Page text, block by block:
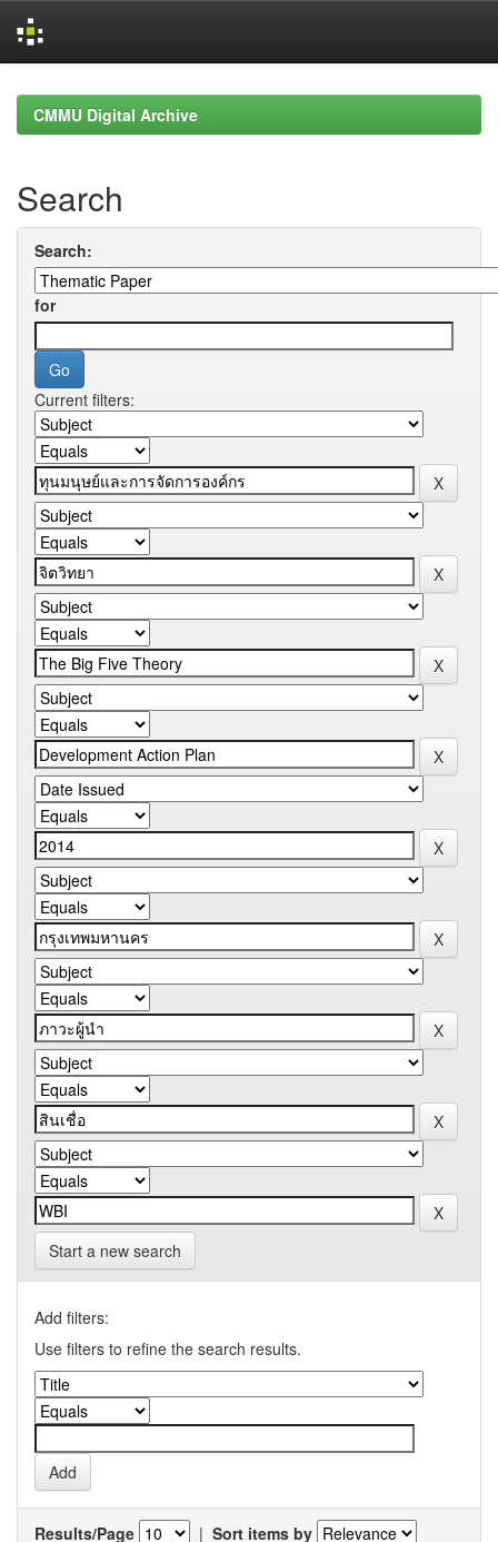
navigationCMMU Digital Archive
Search
Search:
for
Current filters:
Start a new search
Add filters:
Use filters to refine the search results.
Results/Page | Sort items by